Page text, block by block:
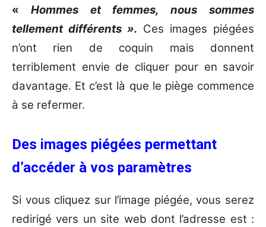
« Hommes et femmes, nous sommes
tellement différents ». Ces images piégées
n’ont rien de coquin mais donnent
terriblement envie de cliquer pour en savoir
davantage. Et c’est là que le piège commence
à se refermer.
Des images piégées permettant
d’accéder à vos paramètres
Si vous cliquez sur l’image piégée, vous serez
redirigé vers un site web dont l’adresse est :